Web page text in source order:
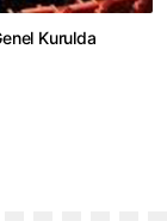
Kurulda